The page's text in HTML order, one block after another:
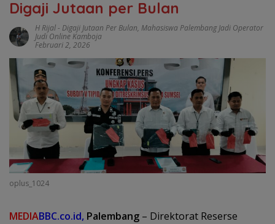
Digaji Jutaan per Bulan
H Rijal- Digaji Jutaan Per Bulan, Mahasiswa Palembang Jadi Operator
Judi Online Kamboja
Februari 2, 2026
oplus_1024
MEDIABBC.co.id, Palembang – Direktorat Reserse